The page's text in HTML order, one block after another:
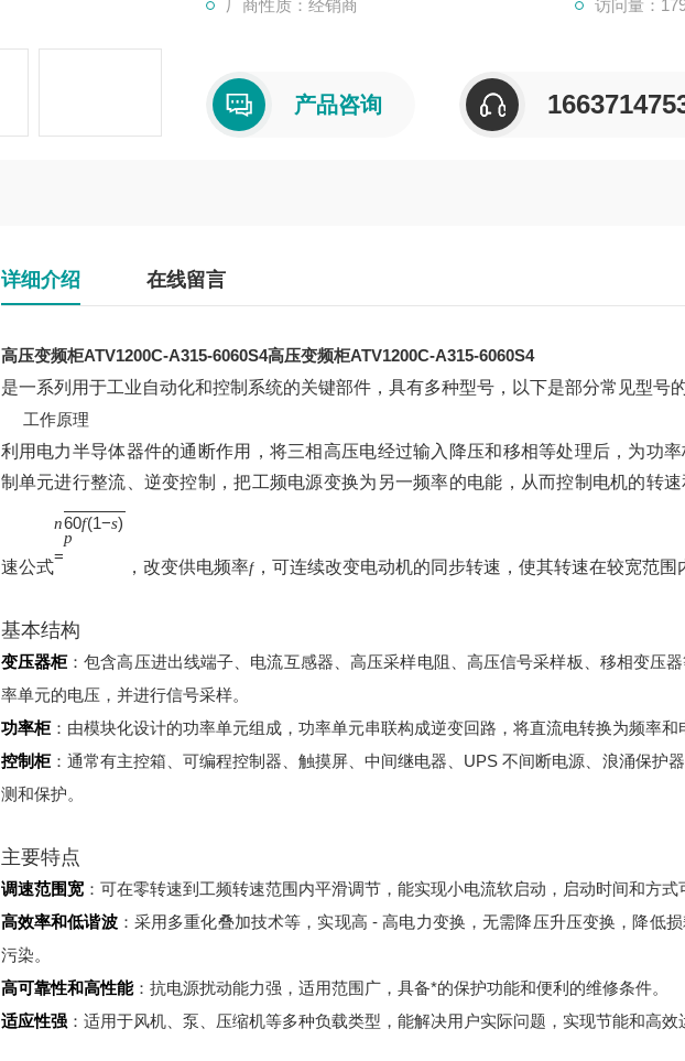
厂商性质：经销商 访问量：
产品咨询
详细介绍 在线留言
高压变频柜ATV1200C-A315-6060S4高压变频柜ATV1200C-A315-6060S4
是一系列用于工业自动化和控制系统的关键部件，具有多种型号，以下是部分常见型号
工作原理
利用电力半导体器件的通断作用，将三相高压电经过输入降压和移相等处理后，为功
制单元进行整流、逆变控制，把工频电源变换为另一频率的电能，从而控制电机的转
速公式
n
=
p
60f(1−s)
，改变供电频率f ，可连续改变电动机的同步转速，使其转速在较宽范围
基本结构
变压器柜：包含高压进出线端子、电流互感器、高压采样电阻、高压信号采样板、移相变压
率单元的电压，并进行信号采样。
功率柜：由模块化设计的功率单元组成，功率单元串联构成逆变回路，将直流电转换为频率和
控制柜：通常有主控箱、可编程控制器、触摸屏、中间继电器、UPS 不间断电源、浪涌保护
测和保护。
主要特点
调速范围宽：可在零转速到工频转速范围内平滑调节，能实现小电流软启动，启动时间和方式
高效率和低谐波：采用多重化叠加技术等，实现高 - 高电力变换，无需降压升压变换，降低
污染。
高可靠性和高性能：抗电源扰动能力强，适用范围广，具备*的保护功能和便利的维修条件。
适应性强：适用于风机、泵、压缩机等多种负载类型，能解决用户实际问题，实现节能和高效